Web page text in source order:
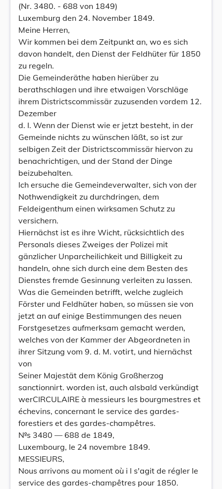
(Nr. 3480. - 688 von 1849)
Luxemburg den 24. November 1849.
Meine Herren,
Wir kommen bei dem Zeitpunkt an, wo es sich
davon handelt, den Dienst der Feldhüter für 1850
zu regeln.
Die Gemeinderäthe haben hierüber zu
berathschlagen und ihre etwaigen Vorschläge
ihrem Districtscommissär zuzusenden vordem 12.
Dezember
d. I. Wenn der Dienst wie er jetzt besteht, in der
Gemeinde nichts zu wünschen läßt, so ist zur
selbigen Zeit der Districtscommissär hiervon zu
benachrichtigen, und der Stand der Dinge
beizubehalten.
Ich ersuche die Gemeindeverwalter, sich von der
Nothwendigkeit zu durchdringen, dem
Feldeigenthum einen wirksamen Schutz zu
versichern.
Hiernächst ist es ihre Wicht, rücksichtlich des
Personals dieses Zweiges der Polizei mit
gänzlicher Unparcheilichkeit und Billigkeit zu
handeln, ohne sich durch eine dem Besten des
Dienstes fremde Gesinnung verleiten zu lassen.
Was die Gemeinden betrifft, welche zugleich
Förster und Feldhüter haben, so müssen sie von
jetzt an auf einige Bestimmungen des neuen
Forstgesetzes aufmerksam gemacht werden,
welches von der Kammer der Abgeordneten in
ihrer Sitzung vom 9. d. M. votirt, und hiernächst
von
Seiner Majestät dem König Großherzog
sanctionnirt. worden ist, auch alsbald verkündigt
werCIRCULAIRE à messieurs les bourgmestres et
échevins, concernant le service des gardes-
forestiers et des gardes-champêtres.
№s 3480 — 688 de 1849,
Luxembourg, le 24 novembre 1849.
MESSIEURS,
Nous arrivons au moment où i l s'agit de régler le
service des gardes-champêtres pour 1850.